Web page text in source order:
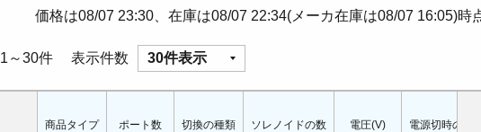
価格は08/07 23:30、在庫は08/07 22:34(メーカ在庫は08/07 16:05)時
1～30件 表示件数 30件表示
商品タイプ ポート数 切換の種類 ソレノイドの数 電圧(V) 電源切時の状態